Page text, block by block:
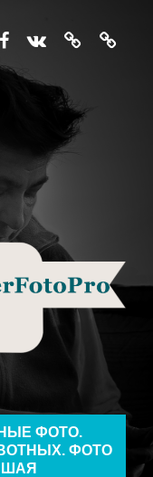
ФОТО.
ФОТО